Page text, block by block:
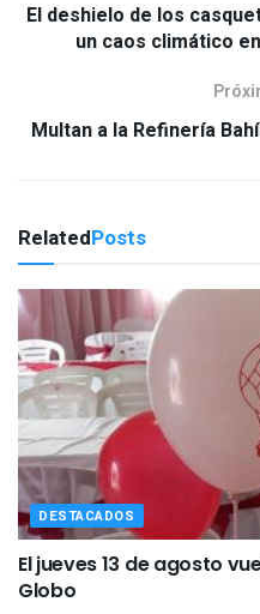
El deshielo de los
un caos climático
Multan a la Refinería
RelatedPosts
DESTACADOS
El jueves 13 de agosto
Globo